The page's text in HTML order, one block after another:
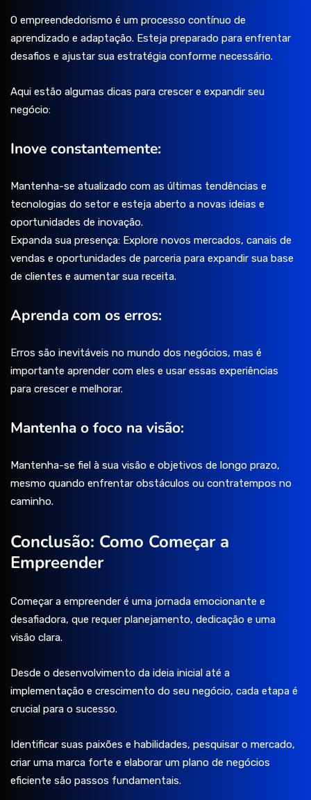
O empreendedorismo é um processo contínuo de
aprendizado e adaptação. Esteja preparado para enfrentar
desafios e ajustar sua estratégia conforme necessário.
Aqui estão algumas dicas para crescer e expandir seu
negócio:
Inove constantemente:
Mantenha-se atualizado com as últimas tendências e
tecnologias do setor e esteja aberto a novas ideias e
oportunidades de inovação.
Expanda sua presença: Explore novos mercados, canais de
vendas e oportunidades de parceria para expandir sua base
de clientes e aumentar sua receita.
Aprenda com os erros:
Erros são inevitáveis no mundo dos negócios, mas é
importante aprender com eles e usar essas experiências
para crescer e melhorar.
Mantenha o foco na visão:
Mantenha-se fiel à sua visão e objetivos de longo prazo,
mesmo quando enfrentar obstáculos ou contratempos no
caminho.
Conclusão: Como Começar a
Empreender
Começar a empreender é uma jornada emocionante e
desafiadora, que requer planejamento, dedicação e uma
visão clara.
Desde o desenvolvimento da ideia inicial até a
implementação e crescimento do seu negócio, cada etapa é
crucial para o sucesso.
Identificar suas paixões e habilidades, pesquisar o mercado,
criar uma marca forte e elaborar um plano de negócios
eficiente são passos fundamentais.